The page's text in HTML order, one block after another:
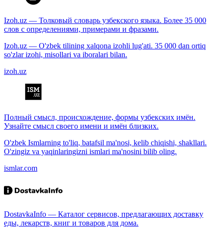
Izoh.uz — Толковый словарь узбекского языка. Более 35 000
слов с определениями, примерами и фразами.
Izoh.uz — O'zbek tilining xalqona izohli lug'ati. 35 000 dan ortiq
so'zlar izohi, misollari va iboralari bilan.
izoh.uz
Полный смысл, происхождение, формы узбекских имён.
Узнайте смысл своего имени и имён близких.
O'zbek Ismlarning to'liq, batafsil ma'nosi, kelib chiqishi, shakllari.
O'zingiz va yaqinlaringizni ismlari ma'nosini bilib oling.
ismlar.com
DostavkaInfo — Каталог сервисов, предлагающих доставку
еды, лекарств, книг и товаров для дома.